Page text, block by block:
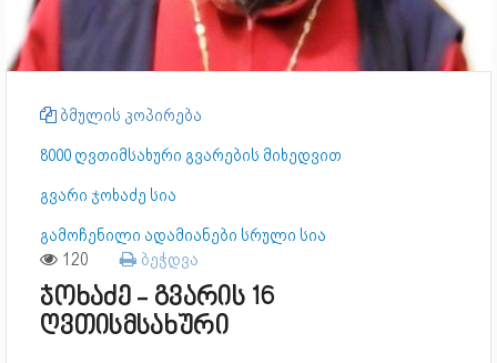
ბმულის კოპირება
8000 ღვთიმსახური გვარების მიხედვით
გვარი ჯოხაძე სია
გამოჩენილი ადამიანები სრული სია
120 ბეჭდვა
ჯოხაძე - გვარის 16
ღვთისმსახური